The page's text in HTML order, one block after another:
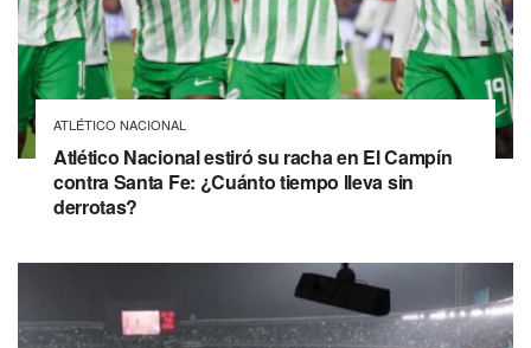
ATLÉTICO NACIONAL
Atlético Nacional estiró su racha en El Campín
contra Santa Fe: ¿Cuánto tiempo lleva sin
derrotas?